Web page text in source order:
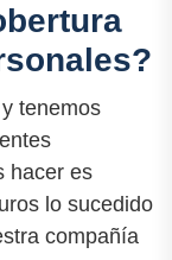
tenemos
hacer es
lo sucedido
compañía